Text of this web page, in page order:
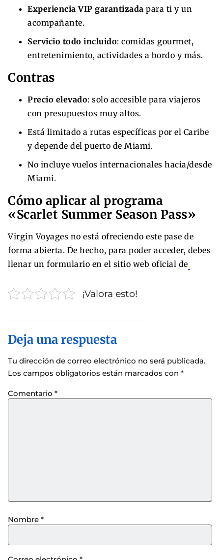
Experiencia VIP garantizada para ti y un
acompañante.
Servicio todo incluido: comidas gourmet,
entretenimiento, actividades a bordo y más.
Contras
Precio elevado: solo accesible para viajeros
con presupuestos muy altos.
Está limitado a rutas específicas por el Caribe
y depende del puerto de Miami.
No incluye vuelos internacionales hacia/desde
Miami.
Cómo aplicar al programa
«Scarlet Summer Season Pass»
Virgin Voyages no está ofreciendo este pase de
forma abierta. De hecho, para poder acceder, debes
llenar un formulario en el sitio web oficial de
¡Valora esto!
Deja una respuesta
Tu dirección de correo electrónico no será publicada.
Los campos obligatorios están marcados con *
Comentario *
Nombre *